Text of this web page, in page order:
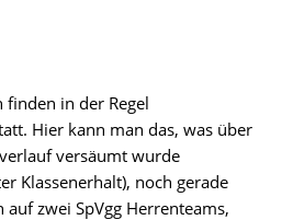
finden in der Regel
Hier kann man das, was über
versäumt wurde
Klassenerhalt), noch gerade
zwei SpVgg Herrenteams,